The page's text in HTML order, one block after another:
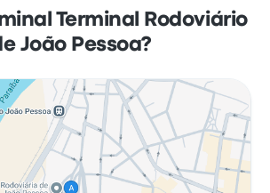
Pessoa - PB 58010-150.
di questa fermata di
Pessoa su una mappa.
Terminal Rodoviário
João Pessoa?